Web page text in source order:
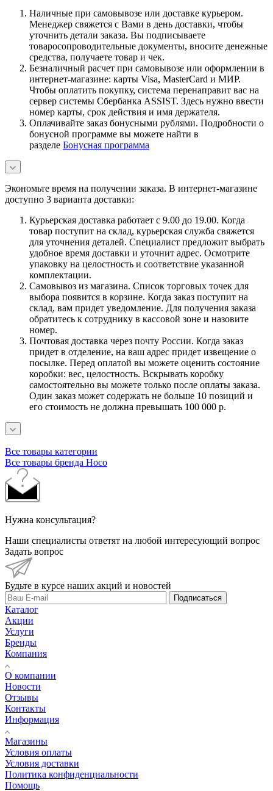
Наличные при самовывозе или доставке курьером.
Менеджер свяжется с Вами в день доставки, чтобы
уточнить детали заказа. Вы подписываете
товаросопроводительные документы, вносите денежные
средства, получаете товар и чек.
Безналичный расчет при самовывозе или оформлении в
интернет-магазине: карты Visa, MasterCard и МИР.
Чтобы оплатить покупку, система перенаправит вас на
сервер системы Сбербанка ASSIST. Здесь нужно ввести
номер карты, срок действия и имя держателя.
Оплачивайте заказ бонусными рублями. Подробности о
бонусной программе вы можете найти в
разделе Бонусная программа
Экономьте время на получении заказа. В интернет-магазине
доступно 3 варианта доставки:
Курьерская доставка работает с 9.00 до 19.00. Когда
товар поступит на склад, курьерская служба свяжется
для уточнения деталей. Специалист предложит выбрать
удобное время доставки и уточнит адрес. Осмотрите
упаковку на целостность и соответствие указанной
комплектации.
Самовывоз из магазина. Список торговых точек для
выбора появится в корзине. Когда заказ поступит на
склад, вам придет уведомление. Для получения заказа
обратитесь к сотруднику в кассовой зоне и назовите
номер.
Почтовая доставка через почту России. Когда заказ
придет в отделение, на ваш адрес придет извещение о
посылке. Перед оплатой вы можете оценить состояние
коробки: вес, целостность. Вскрывать коробку
самостоятельно вы можете только после оплаты заказа.
Один заказ может содержать не больше 10 позиций и
его стоимость не должна превышать 100 000 р.
Все товары категории
Все товары бренда Hoco
Нужна консультация?
Наши специалисты ответят на любой интересующий вопрос
Задать вопрос
Будьте в курсе наших акций и новостей
Подписаться
Каталог
Акции
Услуги
Бренды
Компания
О компании
Новости
Отзывы
Контакты
Информация
Магазины
Условия оплаты
Условия доставки
Политика конфиденциальности
Помощь